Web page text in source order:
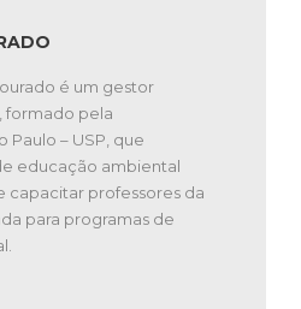
é um gestor
formado pela
Paulo – USP, que
educação ambiental
capacitar professores da
para programas de